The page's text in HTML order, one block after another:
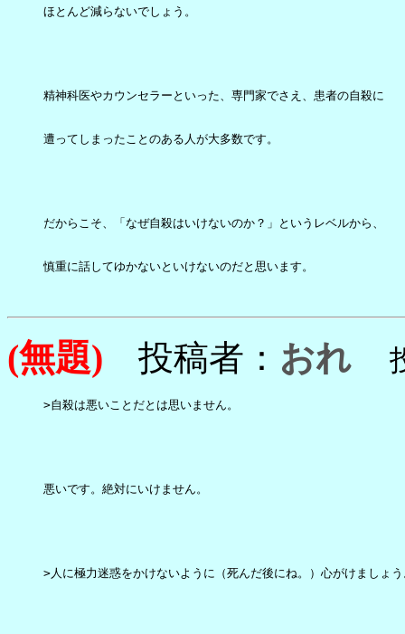
ほとんど減らないでしょう。
精神科医やカウンセラーといった、専門家でさえ、患者の自殺に
遭ってしまったことのある人が大多数です。
だからこそ、「なぜ自殺はいけないのか？」というレベルから、
慎重に話してゆかないといけないのだと思います。
(無題) 投稿者： おれ
>自殺は悪いことだとは思いません。
悪いです。絶対にいけません。
>人に極力迷惑をかけないように（死んだ後にね。）心がけましょ